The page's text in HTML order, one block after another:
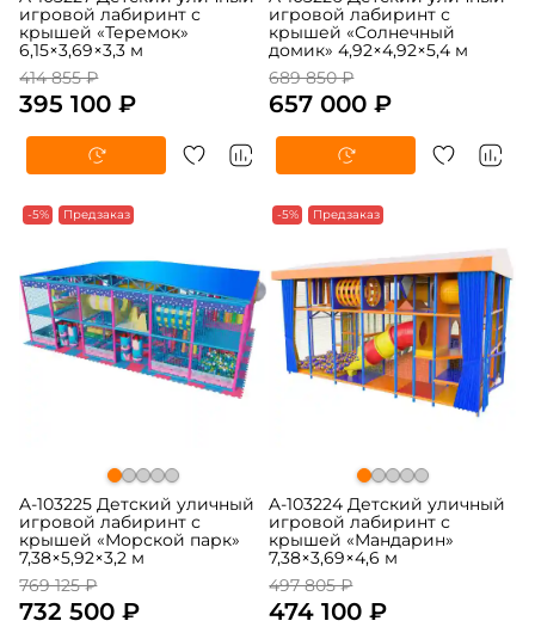
игровой лабиринт с
крышей «Теремок»
6,15×3,69×3,3 м
414 855 ₽
395 100 ₽
игровой лабиринт с
крышей «Солнечный
домик» 4,92×4,92×5,4 м
689 850 ₽
657 000 ₽
-5% Предзаказ
A-103225 Детский уличный
игровой лабиринт с
крышей «Морской парк»
7,38×5,92×3,2 м
769 125 ₽
732 500 ₽
-5% Предзаказ
A-103224 Детский уличный
игровой лабиринт с
крышей «Мандарин»
7,38×3,69×4,6 м
497 805 ₽
474 100 ₽